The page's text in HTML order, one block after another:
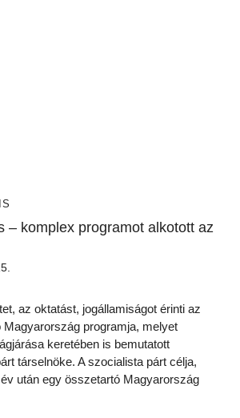
– komplex programot alkotott az
az oktatást, jogállamiságot érinti az
programja, melyet
keretében is bemutatott
társelnöke. A szocialista párt célja,
után egy összetartó Magyarország